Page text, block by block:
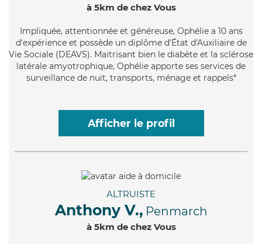
à 5km de chez Vous
Impliquée, attentionnée et généreuse, Ophélie a 10 ans
d'expérience et possède un diplôme d'État d'Auxiliaire de
Vie Sociale (DEAVS). Maitrisant bien le diabète et la sclérose
latérale amyotrophique, Ophélie apporte ses services de
surveillance de nuit, transports, ménage et rappels*
Afficher le profil
ALTRUISTE
Anthony V., Penmarch
à 5km de chez Vous